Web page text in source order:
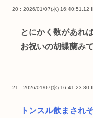
20 : 2026/01/07(水) 16:40:51.12
とにかく数があれ
お祝いの胡蝶蘭み
21 : 2026/01/07(水) 16:41:23.80
トンスル飲まされ